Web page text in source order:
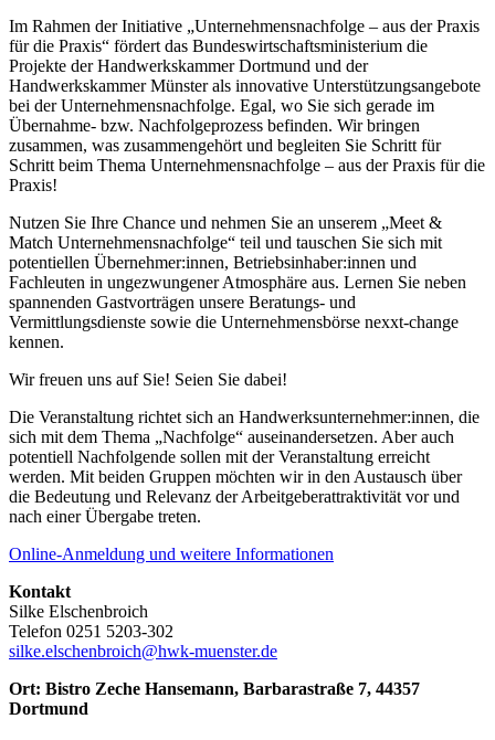
Im Rahmen der Initiative „Unternehmensnachfolge – aus der Praxis
für die Praxis“ fördert das Bundeswirtschaftsministerium die
Projekte der Handwerkskammer Dortmund und der
Handwerkskammer Münster als innovative Unterstützungsangebote
bei der Unternehmensnachfolge. Egal, wo Sie sich gerade im
Übernahme- bzw. Nachfolgeprozess befinden. Wir bringen
zusammen, was zusammengehört und begleiten Sie Schritt für
Schritt beim Thema Unternehmensnachfolge – aus der Praxis für die
Praxis!
Nutzen Sie Ihre Chance und nehmen Sie an unserem „Meet &
Match Unternehmensnachfolge“ teil und tauschen Sie sich mit
potentiellen Übernehmer:innen, Betriebsinhaber:innen und
Fachleuten in ungezwungener Atmosphäre aus. Lernen Sie neben
spannenden Gastvorträgen unsere Beratungs- und
Vermittlungsdienste sowie die Unternehmensbörse nexxt-change
kennen.
Wir freuen uns auf Sie! Seien Sie dabei!
Die Veranstaltung richtet sich an Handwerksunternehmer:innen, die
sich mit dem Thema „Nachfolge“ auseinandersetzen. Aber auch
potentiell Nachfolgende sollen mit der Veranstaltung erreicht
werden. Mit beiden Gruppen möchten wir in den Austausch über
die Bedeutung und Relevanz der Arbeitgeberattraktivität vor und
nach einer Übergabe treten.
Online-Anmeldung und weitere Informationen
Kontakt
Silke Elschenbroich
Telefon 0251 5203-302
silke.elschenbroich@hwk-muenster.de
Ort: Bistro Zeche Hansemann, Barbarastraße 7, 44357
Dortmund